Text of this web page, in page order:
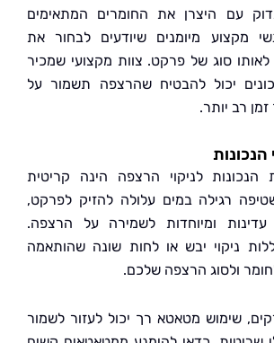
את החומרים המתאימים
מיומנים שיודעים לבחור את
של פרקט. צוות מקצועי שמכיר
להבטיח שהרצפה תשמור על
לניקוי הרצפה הינה קריטית
במים עלולה להזיק לפרקט,
ומיוחדות לשמירה על הרצפה.
יבש או לחות שונה שהותאמה
הרצפה שלכם.
מטאטא רך יכול לעזור לשמור